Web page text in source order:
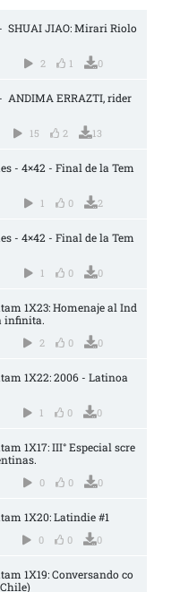
SHUAI JIAO: Mirari Riolo
2 1 0
ANDIMA ERRAZTI, rider
15 2 13
- 4×42 - Final de la Tem
1 0 2
- 4×42 - Final de la Tem
1 0 0
1X23: Homenaje al Ind
infinita.
2 0 0
1X22: 2006 - Latinoa
1 0 0
1X17: III° Especial scre
0 0 0
1X20: Latindie #1
0 0 0
1X19: Conversando co